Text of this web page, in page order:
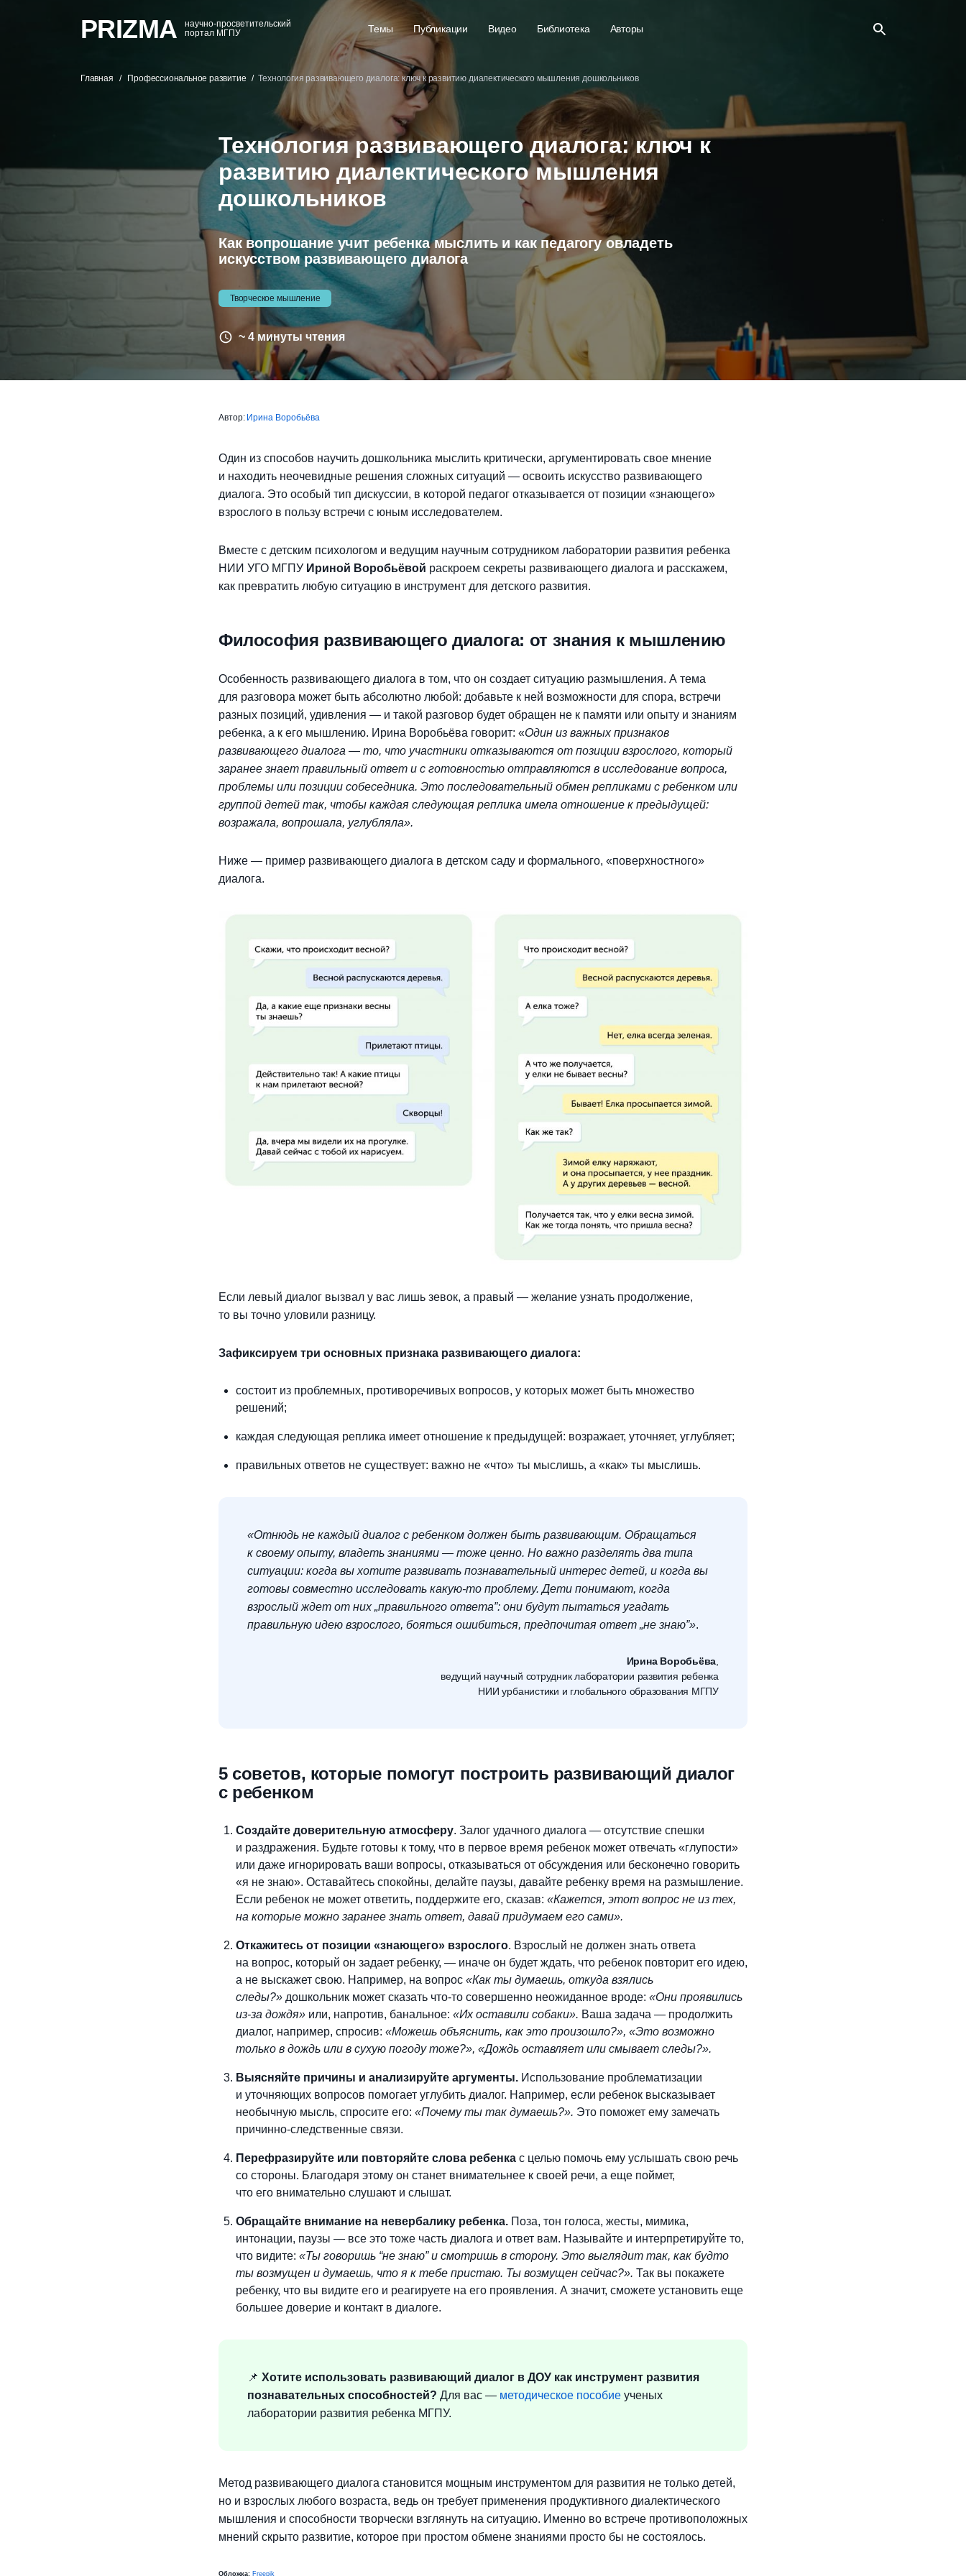
PRIZMA
научно-просветительский
портал МГПУ
Темы Публикации Видео Библиотека Авторы
Главная Профессиональное развитие Технология развивающего диалога: ключ к развитию диалектического мышления дошкольников
Технология развивающего диалога: ключ к
развитию диалектического мышления
дошкольников
Как вопрошание учит ребенка мыслить и как педагогу овладеть
искусством развивающего диалога
Творческое мышление
~ 4 минуты чтения
Автор: Ирина Воробьёва
Один из способов научить дошкольника мыслить критически, аргументировать свое мнение
и находить неочевидные решения сложных ситуаций — освоить искусство развивающего
диалога. Это особый тип дискуссии, в которой педагог отказывается от позиции «знающего»
взрослого в пользу встречи с юным исследователем.
Вместе с детским психологом и ведущим научным сотрудником лаборатории развития ребенка
НИИ УГО МГПУ Ириной Воробьёвой раскроем секреты развивающего диалога и расскажем,
как превратить любую ситуацию в инструмент для детского развития.
Философия развивающего диалога: от знания к мышлению
Особенность развивающего диалога в том, что он создает ситуацию размышления. А тема
для разговора может быть абсолютно любой: добавьте к ней возможности для спора, встречи
разных позиций, удивления — и такой разговор будет обращен не к памяти или опыту и знаниям
ребенка, а к его мышлению. Ирина Воробьёва говорит: «Один из важных признаков
развивающего диалога — то, что участники отказываются от позиции взрослого, который
заранее знает правильный ответ и с готовностью отправляются в исследование вопроса,
проблемы или позиции собеседника. Это последовательный обмен репликами с ребенком или
группой детей так, чтобы каждая следующая реплика имела отношение к предыдущей:
возражала, вопрошала, углубляла».
Ниже — пример развивающего диалога в детском саду и формального, «поверхностного»
диалога.
Если левый диалог вызвал у вас лишь зевок, а правый — желание узнать продолжение,
то вы точно уловили разницу.
Зафиксируем три основных признака развивающего диалога:
состоит из проблемных, противоречивых вопросов, у которых может быть множество
решений;
каждая следующая реплика имеет отношение к предыдущей: возражает, уточняет, углубляет;
правильных ответов не существует: важно не «что» ты мыслишь, а «как» ты мыслишь.
«Отнюдь не каждый диалог с ребенком должен быть развивающим. Обращаться
к своему опыту, владеть знаниями — тоже ценно. Но важно разделять два типа
ситуации: когда вы хотите развивать познавательный интерес детей, и когда вы
готовы совместно исследовать какую-то проблему. Дети понимают, когда
взрослый ждет от них „правильного ответа”: они будут пытаться угадать
правильную идею взрослого, бояться ошибиться, предпочитая ответ „не знаю”».
Ирина Воробьёва
ведущий научный сотрудник лаборатории развития ребенка
НИИ урбанистики и глобального образования МГПУ
5 советов, которые помогут построить развивающий диалог
с ребенком
Создайте доверительную атмосферу. Залог удачного диалога — отсутствие спешки
и раздражения. Будьте готовы к тому, что в первое время ребенок может отвечать «глупости»
или даже игнорировать ваши вопросы, отказываться от обсуждения или бесконечно говорить
«я не знаю». Оставайтесь спокойны, делайте паузы, давайте ребенку время на размышление.
Если ребенок не может ответить, поддержите его, сказав: «Кажется, этот вопрос не из тех,
на которые можно заранее знать ответ, давай придумаем его сами».
Откажитесь от позиции «знающего» взрослого. Взрослый не должен знать ответа
на вопрос, который он задает ребенку, — иначе он будет ждать, что ребенок повторит его идею,
а не выскажет свою. Например, на вопрос «Как ты думаешь, откуда взялись
следы?» дошкольник может сказать что-то совершенно неожиданное вроде: «Они проявились
из-за дождя» или, напротив, банальное: «Их оставили собаки». Ваша задача — продолжить
диалог, например, спросив: «Можешь объяснить, как это произошло?», «Это возможно
только в дождь или в сухую погоду тоже?», «Дождь оставляет или смывает следы?».
Выясняйте причины и анализируйте аргументы. Использование проблематизации
и уточняющих вопросов помогает углубить диалог. Например, если ребенок высказывает
необычную мысль, спросите его: «Почему ты так думаешь?». Это поможет ему замечать
причинно-следственные связи.
Перефразируйте или повторяйте слова ребенка с целью помочь ему услышать свою речь
со стороны. Благодаря этому он станет внимательнее к своей речи, а еще поймет,
что его внимательно слушают и слышат.
Обращайте внимание на невербалику ребенка. Поза, тон голоса, жесты, мимика,
интонации, паузы — все это тоже часть диалога и ответ вам. Называйте и интерпретируйте то,
что видите: «Ты говоришь “не знаю” и смотришь в сторону. Это выглядит так, как будто
ты возмущен и думаешь, что я к тебе пристаю. Ты возмущен сейчас?». Так вы покажете
ребенку, что вы видите его и реагируете на его проявления. А значит, сможете установить еще
большее доверие и контакт в диалоге.
📌 Хотите использовать развивающий диалог в ДОУ как инструмент развития
познавательных способностей? Для вас — методическое пособие ученых
лаборатории развития ребенка МГПУ.
Метод развивающего диалога становится мощным инструментом для развития не только детей,
но и взрослых любого возраста, ведь он требует применения продуктивного диалектического
мышления и способности творчески взглянуть на ситуацию. Именно во встрече противоположных
мнений скрыто развитие, которое при простом обмене знаниями просто бы не состоялось.
Обложка: Freepik